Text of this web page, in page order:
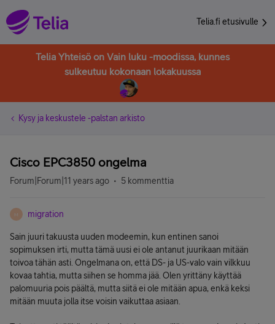
Telia.fi etusivulle
Telia Yhteisö on Vain luku -moodissa, kunnes
sulkeutuu kokonaan lokakuussa
Kysy ja keskustele -palstan arkisto
Cisco EPC3850 ongelma
Forum|Forum|11 years ago 5 kommenttia
M migration
Sain juuri takuusta uuden modeemin, kun entinen sanoi
sopimuksen irti, mutta tämä uusi ei ole antanut juurikaan mitään
toivoa tähän asti. Ongelmana on, että DS- ja US-valo vain vilkkuu
kovaa tahtia, mutta siihen se homma jää. Olen yrittäny käyttää
palomuuria pois päältä, mutta siitä ei ole mitään apua, enkä keksi
mitään muuta jolla itse voisin vaikuttaa asiaan.